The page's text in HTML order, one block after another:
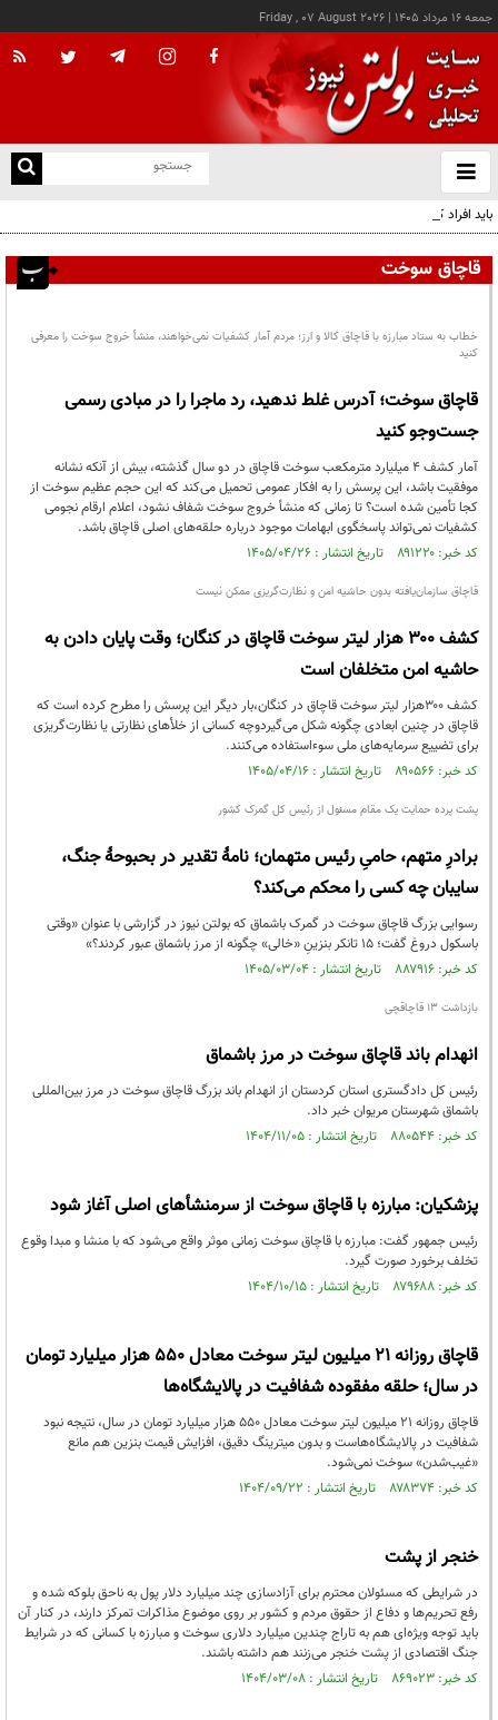
جمعه ۱۶ مرداد ۱۴۰۵ |
Friday , 07 August 2026
باز
و
باید افراد کارآمدتر را به کار گرفت/ کاری می کنیم در معیشت مردم مشکلی پیش نیاید
قاچاق سوخت
خطاب به ستاد مبارزه با قاچاق کالا و ارز؛ مردم آمار کشفیات نمی‌خواهند، منشأ خروج سوخت را معرفی
کنید
قاچاق سوخت؛ آدرس غلط ندهید، رد ماجرا را در مبادی رسمی
جست‌وجو کنید
آمار کشف ۴ میلیارد مترمکعب سوخت قاچاق در دو سال گذشته، بیش از آنکه نشانه
موفقیت باشد، این پرسش را به افکار عمومی تحمیل می‌کند که این حجم عظیم سوخت از
کجا تأمین شده است؟ تا زمانی که منشأ خروج سوخت شفاف نشود، اعلام ارقام نجومی
کشفیات نمی‌تواند پاسخگوی ابهامات موجود درباره حلقه‌های اصلی قاچاق باشد.
کد خبر: ۸۹۱۲۲۰ تاریخ انتشار : ۱۴۰۵/۰۴/۲۶
قاچاق سازمان‌یافته بدون حاشیه امن و نظارت‌گریزی ممکن نیست
کشف ۳۰۰ هزار لیتر سوخت قاچاق در کنگان؛ وقت پایان دادن به
حاشیه امن متخلفان است
کشف ۳۰۰هزار لیتر سوخت قاچاق در کنگان،بار دیگر این پرسش را مطرح کرده است که
قاچاق در چنین ابعادی چگونه شکل می‌گیردوچه کسانی از خلأهای نظارتی یا نظارت‌گریزی
برای تضییع سرمایه‌های ملی سوءاستفاده می‌کنند.
کد خبر: ۸۹۰۵۶۶ تاریخ انتشار : ۱۴۰۵/۰۴/۱۶
پشت پرده حمایت یک مقام مسئول از رئیس کل گمرک کشور
برادرِ متهم، حامیِ رئیس متهمان؛ نامهٔ تقدیر در بحبوحهٔ جنگ،
سایبان چه کسی را محکم می‌کند؟
رسوایی بزرگ قاچاق سوخت در گمرک باشماق که بولتن نیوز در گزارشی با عنوان «وقتی
باسکول دروغ گفت؛ ۱۵ تانکر بنزینِ «خالی» چگونه از مرز باشماق عبور کردند؟»
کد خبر: ۸۸۷۹۱۶ تاریخ انتشار : ۱۴۰۵/۰۳/۰۴
بازداشت ۱۳ قاچاقچی
انهدام باند قاچاق سوخت در مرز باشماق
رئیس کل دادگستری استان کردستان از انهدام باند بزرگ قاچاق سوخت در مرز بین‌المللی
باشماق شهرستان مریوان خبر داد.
کد خبر: ۸۸۰۵۴۴ تاریخ انتشار : ۱۴۰۴/۱۱/۰۵
پزشکیان: مبارزه با قاچاق سوخت از سرمنشأهای اصلی آغاز شود
رئیس جمهور گفت: مبارزه با قاچاق سوخت زمانی موثر واقع می‌شود که با منشا و مبدا وقوع
تخلف برخورد صورت گیرد.
کد خبر: ۸۷۹۶۸۸ تاریخ انتشار : ۱۴۰۴/۱۰/۱۵
قاچاق روزانه ۲۱ میلیون لیتر سوخت معادل 550 هزار میلیارد تومان
در سال؛ حلقه مفقوده شفافیت در پالایشگاه‌ها
قاچاق روزانه ۲۱ میلیون لیتر سوخت معادل 550 هزار میلیارد تومان در سال، نتیجه نبود
شفافیت در پالایشگاه‌هاست و بدون میترینگ دقیق، افزایش قیمت بنزین هم مانع
«غیب‌شدن» سوخت نمی‌شود.
کد خبر: ۸۷۸۳۷۴ تاریخ انتشار : ۱۴۰۴/۰۹/۲۲
خنجر از پشت
در شرایطی که مسئولان محترم برای آزادسازی چند میلیارد دلار پول به ناحق بلوکه شده و
رفع تحریم‌ها و دفاع از حقوق مردم و کشور بر روی موضوع مذاکرات تمرکز دارند، در کنار آن
باید توجه ویژه‌ای هم به تاراج چندین میلیارد دلاری سوخت و مبارزه با کسانی که در شرایط
جنگ اقتصادی از پشت خنجر می‌زنند هم داشته باشند.
کد خبر: ۸۶۹۰۲۳ تاریخ انتشار : ۱۴۰۴/۰۳/۰۸